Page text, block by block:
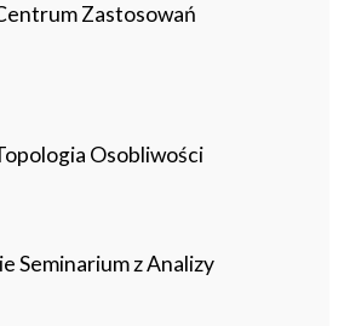
Zastosowań
Osobliwości
Seminarium z Analizy